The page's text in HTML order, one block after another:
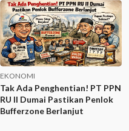
EKONOMI
Tak Ada Penghentian! PT PPN
RU II Dumai Pastikan Penlok
Bufferzone Berlanjut